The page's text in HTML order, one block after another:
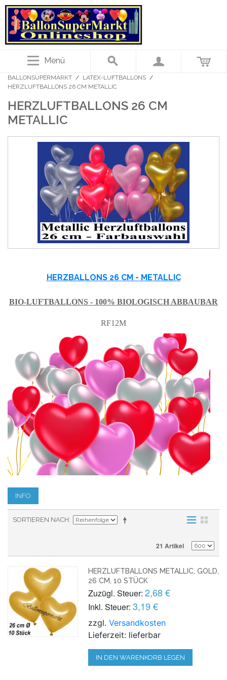
Menü
BALLONSUPERMARKT / LATEX-LUFTBALLONS /
HERZLUFTBALLONS 26 CM METALLIC
HERZLUFTBALLONS 26 CM
METALLIC
HERZBALLONS 26 CM - METALLIC
BIO-LUFTBALLONS - 100% BIOLOGISCH ABBAUBAR
RF12M
INFO
SORTIEREN NACH
21 Artikel
HERZLUFTBALLONS METALLIC, GOLD,
26 CM, 10 STÜCK
Zuzügl. Steuer: 2,68 €
Inkl. Steuer: 3,19 €
zzgl.Versandkosten
Lieferzeit: lieferbar
IN DEN WARENKORB LEGEN